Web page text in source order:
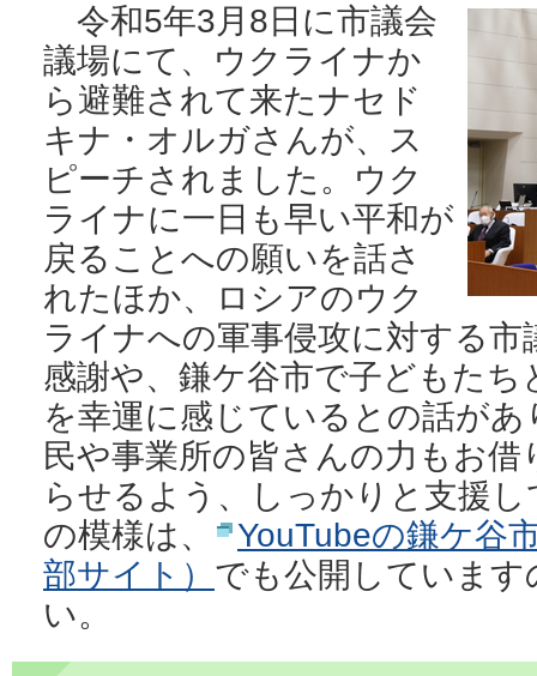
令和5年3月8日に市議会
議場にて、ウクライナか
ら避難されて来たナセド
キナ・オルガさんが、ス
ピーチされました。ウク
ライナに一日も早い平和が
戻ることへの願いを話さ
れたほか、ロシアのウク
ライナへの軍事侵攻に対する
感謝や、鎌ケ谷市で子どもた
を幸運に感じているとの話が
民や事業所の皆さんの力もお
らせるよう、しっかりと支援
の模様は、
YouTubeの鎌ケ谷
部サイト） でも公開していま
い。